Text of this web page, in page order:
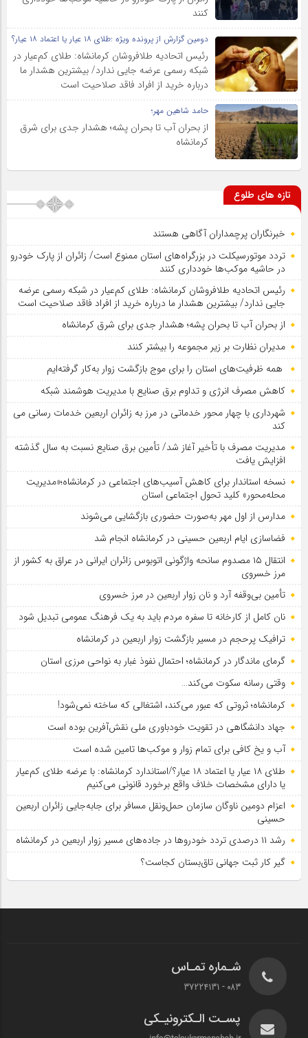
کنند
دومین گزارش از پرونده ویژه :طلای ۱۸ عیار یا اعتماد ۱۸ عیار؟
رئیس اتحادیه طلافروشان کرمانشاه: طلای کم‌عیار در
شبکه رسمی عرضه جایی ندارد/ بیشترین هشدار ما
درباره خرید از افراد فاقد صلاحیت است
حامد شاهین مهر؛
از بحران آب تا بحران پشه؛ هشدار جدی برای شرق
کرمانشاه
تازه های طلوع
خبرنگاران پرچمداران آگاهی هستند
تردد موتورسیکلت در بزرگراه‌های استان ممنوع است/ زائران از پارک خودرو
در حاشیه موکب‌ها خودداری کنند
رئیس اتحادیه طلافروشان کرمانشاه: طلای کم‌عیار در شبکه رسمی عرضه
جایی ندارد/ بیشترین هشدار ما درباره خرید از افراد فاقد صلاحیت است
از بحران آب تا بحران پشه؛ هشدار جدی برای شرق کرمانشاه
مدیران نظارت بر زیر مجموعه را بیشتر کنند
همه ظرفیت‌های استان را برای موج بازگشت زوار به‌کار گرفته‌ایم
کاهش مصرف انرژی و تداوم برق صنایع با مدیریت هوشمند شبکه
شهرداری با چهار محور خدماتی در مرز به زائران اربعین خدمات رسانی می
کند
مدیریت مصرف با تأخیر آغاز شد/ تأمین برق صنایع نسبت به سال گذشته
افزایش یافت
نسخه استاندار برای کاهش آسیب‌های اجتماعی در کرمانشاه؛«مدیریت
محله‌محور» کلید تحول اجتماعی استان
مدارس از اول مهر به‌صورت حضوری بازگشایی می‌شوند
فضاسازی ایام اربعین حسینی در کرمانشاه انجام شد
انتقال ۱۵ مصدوم سانحه واژگونی اتوبوس زائران ایرانی در عراق به کشور از
مرز خسروی
تأمین بی‌وقفه آرد و نان زوار اربعین در مرز خسروی
نان کامل از کارخانه تا سفره مردم باید به یک فرهنگ عمومی تبدیل شود
ترافیک پرحجم در مسیر بازگشت زوار اربعین در کرمانشاه
گرمای ماندگار در کرمانشاه؛ احتمال نفوذ غبار به نواحی مرزی استان
وقتی رسانه سکوت می‌کند…
کرمانشاه؛ ثروتی که عبور می‌کند، اشتغالی که ساخته نمی‌شود!
جهاد دانشگاهی در تقویت خودباوری ملی نقش‌آفرین بوده است
آب و یخ کافی برای تمام زوار و موکب‌ها تامین شده است
طلای ۱۸ عیار یا اعتماد ۱۸ عیار؟/استاندارد کرمانشاه: با عرضه طلای کم‌عیار
یا دارای مشخصات خلاف واقع برخورد قانونی می‌کنیم
اعزام دومین ناوگان سازمان حمل‌ونقل مسافر برای جابه‌جایی زائران اربعین
حسینی
رشد ۱۱ درصدی تردد خودروها در جاده‌های مسیر زوار اربعین در کرمانشاه
گیر کار ثبت جهانی تاق‌بستان کجاست؟
شـماره تمـاس
083 - 37224131
پسـت الـکترونیـکی